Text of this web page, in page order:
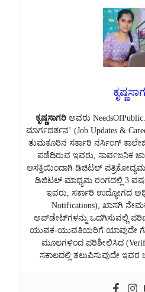
ಕೃಷ್ಣಸಾಗರಿ ಅವರು
ಮಾರ್ಗದರ್ಶನ’ (Job Updates &
ತುಮಕೂರಿನ ಸರ್ಕಾರಿ ನರ್ಸಿಂಗ್
ಪಡೆದಿರುವ ಇವರು, ಸಾರ್ವಜನಿಕ
ಆಸಕ್ತಿಯಿಂದಾಗಿ ಡಿಜಿಟಲ್ ಪತ್ರಿಕೋದ್ಯಮ
ಡಿಜಿಟಲ್ ಮಾಧ್ಯಮ ರಂಗದಲ್ಲಿ 3
ಇವರು, ಸರ್ಕಾರಿ ಉದ್ಯೋಗದ
Notifications), ಖಾಸಗಿ
ಅಪ್‌ಡೇಟ್‌ಗಳನ್ನು ಒದಗಿಸುವಲ್ಲಿ
ಯುವಕ-ಯುವತಿಯರಿಗೆ ಯಾವುದೇ
ಮೂಲಗಳಿಂದ ಪರಿಶೀಲಿಸಿದ
ಸಕಾಲದಲ್ಲಿ ತಲುಪಿಸುವುದೇ